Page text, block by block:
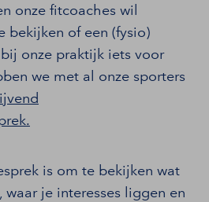
onze fitcoaches wil
bekijken of een (fysio)
onze praktijk iets voor
we met al onze sporters
is om te bekijken wat
je interesses liggen en